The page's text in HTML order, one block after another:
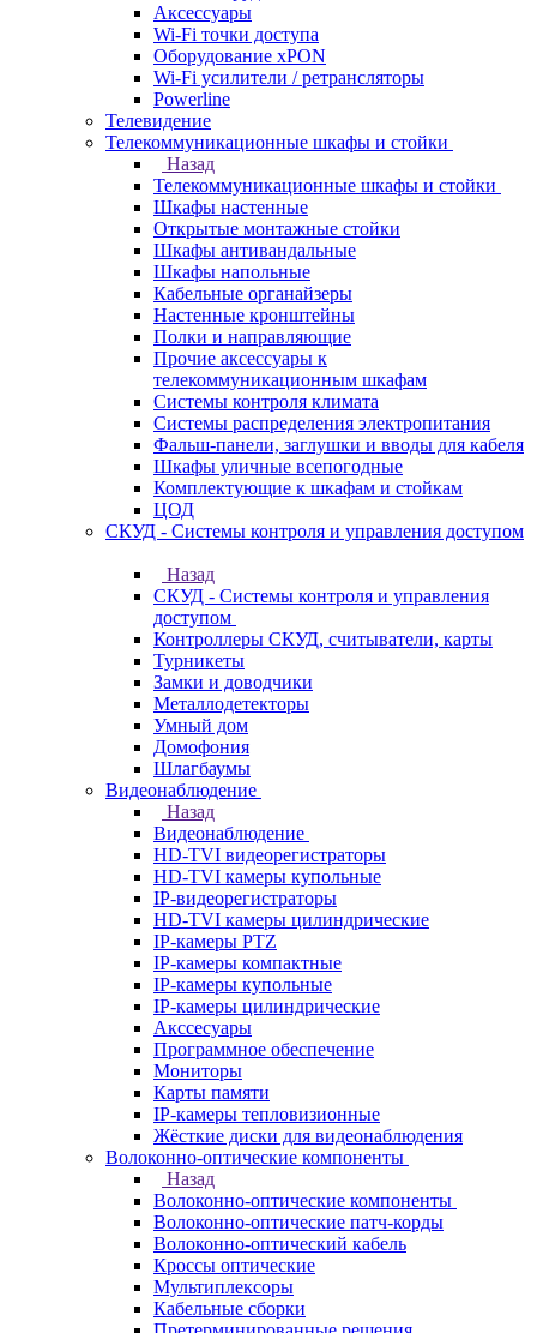
Аксессуары
Wi-Fi точки доступа
Оборудование хPON
Wi-Fi усилители / ретрансляторы
Powerline
Телевидение
Телекоммуникационные шкафы и стойки
Назад
Телекоммуникационные шкафы и стойки
Шкафы настенные
Открытые монтажные стойки
Шкафы антивандальные
Шкафы напольные
Кабельные органайзеры
Настенные кронштейны
Полки и направляющие
Прочие аксессуары к
телекоммуникационным шкафам
Системы контроля климата
Системы распределения электропитания
Фальш-панели, заглушки и вводы для кабеля
Шкафы уличные всепогодные
Комплектующие к шкафам и стойкам
ЦОД
СКУД - Системы контроля и управления доступом
Назад
СКУД - Системы контроля и управления
доступом
Контроллеры СКУД, считыватели, карты
Турникеты
Замки и доводчики
Металлодетекторы
Умный дом
Домофония
Шлагбаумы
Видеонаблюдение
Назад
Видеонаблюдение
HD-TVI видеорегистраторы
HD-TVI камеры купольные
IP-видеорегистраторы
HD-TVI камеры цилиндрические
IP-камеры PTZ
IP-камеры компактные
IP-камеры купольные
IP-камеры цилиндрические
Акссесуары
Программное обеспечение
Мониторы
Карты памяти
IP-камеры тепловизионные
Жёсткие диски для видеонаблюдения
Волоконно-оптические компоненты
Назад
Волоконно-оптические компоненты
Волоконно-оптические патч-корды
Волоконно-оптический кабель
Кроссы оптические
Мультиплексоры
Кабельные сборки